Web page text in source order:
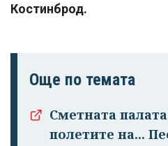
Костинброд.
Още по темата
Сметната
полетите на...